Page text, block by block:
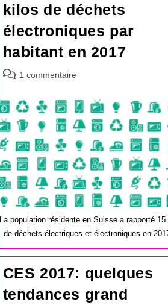
kilos de déchets
électroniques par
habitant en 2017
Commentaires
la
publication :
1 commentaire
La population résidente en Suisse a rapporté 15
de déchets électriques et électroniques en
CES 2017: quelques
tendances grand